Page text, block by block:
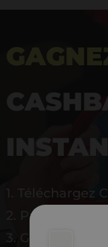
1. Téléchargez
2. Payez en
3. Gagnez